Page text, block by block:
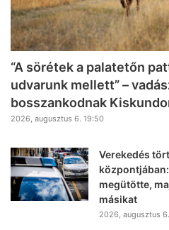
“A sörétek a palatetőn
udvarunk mellett” –
bosszankodnak
2026, augusztus 6. 19:50
Verekedés
megütötte,
másikat
2026, augusztus